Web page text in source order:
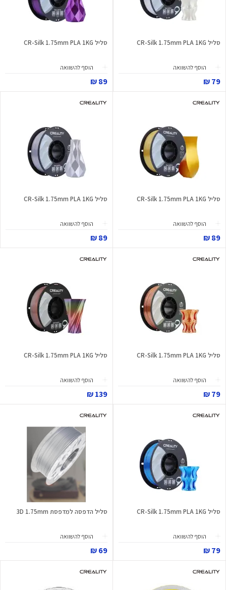
סליל CR-Silk 1.75mm PLA 1KG
הוסף להשוואה
79 ₪
סליל CR-Silk 1.75mm PLA 1KG
הוסף להשוואה
89 ₪
סליל CR-Silk 1.75mm PLA 1KG
הוסף להשוואה
89 ₪
סליל CR-Silk 1.75mm PLA 1KG
הוסף להשוואה
89 ₪
סליל CR-Silk 1.75mm PLA 1KG
הוסף להשוואה
79 ₪
סליל CR-Silk 1.75mm PLA 1KG
הוסף להשוואה
139 ₪
סליל CR-Silk 1.75mm PLA 1KG
הוסף להשוואה
79 ₪
סליל הדפסה למדפסת 3D 1.75mm
הוסף להשוואה
69 ₪